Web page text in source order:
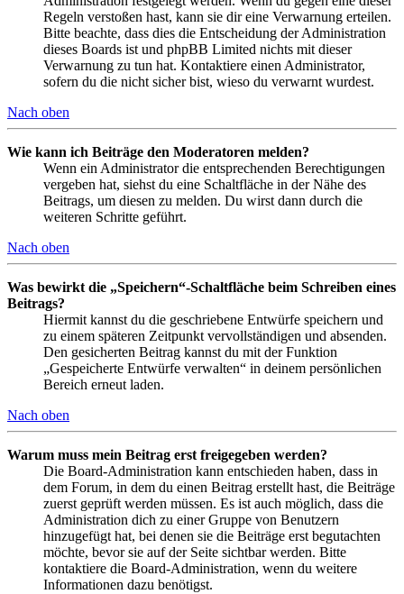
Regeln verstoßen hast, kann sie dir eine Verwarnung erteilen.
Bitte beachte, dass dies die Entscheidung der Administration
dieses Boards ist und phpBB Limited nichts mit dieser
Verwarnung zu tun hat. Kontaktiere einen Administrator,
sofern du die nicht sicher bist, wieso du verwarnt wurdest.
Nach oben
Wie kann ich Beiträge den Moderatoren melden?
Wenn ein Administrator die entsprechenden Berechtigungen
vergeben hat, siehst du eine Schaltfläche in der Nähe des
Beitrags, um diesen zu melden. Du wirst dann durch die
weiteren Schritte geführt.
Nach oben
Was bewirkt die „Speichern“-Schaltfläche beim Schreiben eines
Beitrags?
Hiermit kannst du die geschriebene Entwürfe speichern und
zu einem späteren Zeitpunkt vervollständigen und absenden.
Den gesicherten Beitrag kannst du mit der Funktion
„Gespeicherte Entwürfe verwalten“ in deinem persönlichen
Bereich erneut laden.
Nach oben
Warum muss mein Beitrag erst freigegeben werden?
Die Board-Administration kann entschieden haben, dass in
dem Forum, in dem du einen Beitrag erstellt hast, die Beiträge
zuerst geprüft werden müssen. Es ist auch möglich, dass die
Administration dich zu einer Gruppe von Benutzern
hinzugefügt hat, bei denen sie die Beiträge erst begutachten
möchte, bevor sie auf der Seite sichtbar werden. Bitte
kontaktiere die Board-Administration, wenn du weitere
Informationen dazu benötigst.